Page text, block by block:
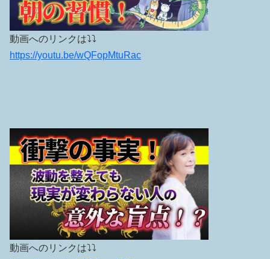
動画へのリンクは⤵︎⤵︎
https://youtu.be/wQFopMtuRac
動画へのリンクは⤵︎⤵︎